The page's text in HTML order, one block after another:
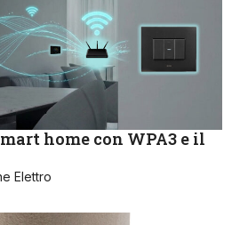
home con WPA3 e il
Elettro